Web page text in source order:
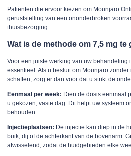
Patiënten die ervoor kiezen om Mounjaro
geruststelling van een ononderbroken
thuisbezorging.
Wat is de methode om 7,5 mg te
Voor een juiste werking van uw behandeling
essentieel. Als u besluit om Mounjaro
schaffen, zorg er dan voor dat u strikt de
Eenmaal per week: Dien de dosis eenmaal
u gekozen, vaste dag. Dit helpt uw systeem
behouden.
Injectieplaatsen: De injectie kan diep in de
buik, dij of de achterkant van de bovenarm.
afwisselend, zodat de huidgebieden elke